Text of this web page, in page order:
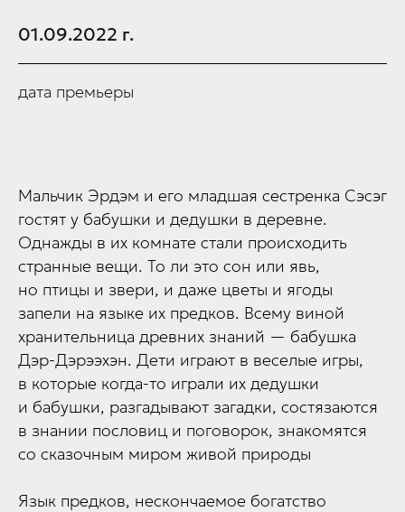
01.09.2022 г.
дата премьеры
Мальчик Эрдэм и его младшая сестренка Сэсэг
гостят у бабушки и дедушки в деревне.
Однажды в их комнате стали происходить
странные вещи. То ли это сон или явь,
но птицы и звери, и даже цветы и ягоды
запели на языке их предков. Всему виной
хранительница древних знаний — бабушка
Дэр-Дэрээхэн. Дети играют в веселые игры,
в которые когда-то играли их дедушки
и бабушки, разгадывают загадки, состязаются
в знании пословиц и поговорок, знакомятся
со сказочным миром живой природы
Язык предков, нескончаемое богатство